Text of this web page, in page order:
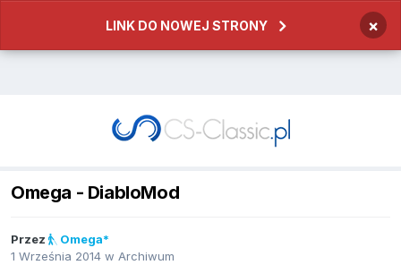
LINK DO NOWEJ STRONY ×
Omega - DiabloMod
Przez
Omega*
1 Września 2014 w Archiwum